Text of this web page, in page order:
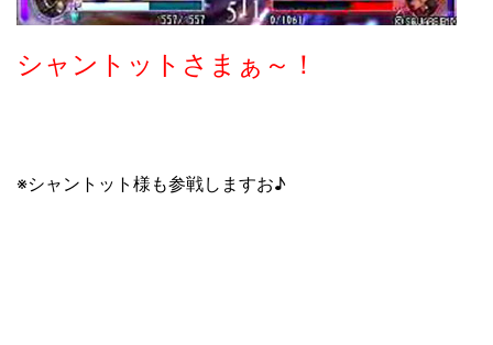
シャントットさまぁ～！
※シャントット様も参戦しますお♪